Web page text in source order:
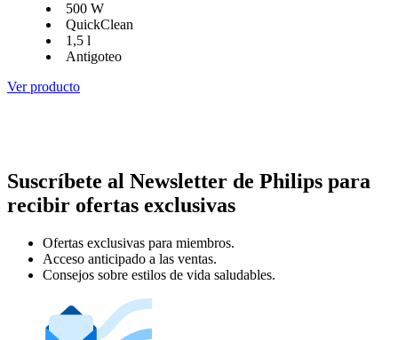
500 W
QuickClean
1,5 l
Antigoteo
Ver producto
Suscríbete al Newsletter de Philips para
recibir ofertas exclusivas
Ofertas exclusivas para miembros.
Acceso anticipado a las ventas.
Consejos sobre estilos de vida saludables.